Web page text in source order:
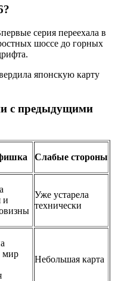
серия переехала в
шоссе до горных
японскую карту
с предыдущими
Слабые стороны
и
Уже устарела
технически
мир
Небольшая карта